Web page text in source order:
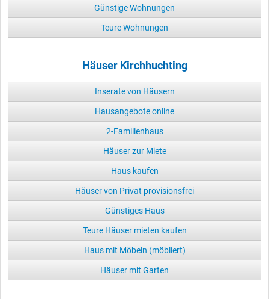
Günstige Wohnungen
Teure Wohnungen
Häuser Kirchhuchting
Inserate von Häusern
Hausangebote online
2-Familienhaus
Häuser zur Miete
Haus kaufen
Häuser von Privat provisionsfrei
Günstiges Haus
Teure Häuser mieten kaufen
Haus mit Möbeln (möbliert)
Häuser mit Garten